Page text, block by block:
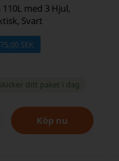
med 3 Hjul,
Svart
SEK
ditt paket i dag